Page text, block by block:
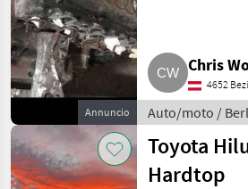
Annuncio
Chris
4652
Auto/moto /
Toyota
Hardtop